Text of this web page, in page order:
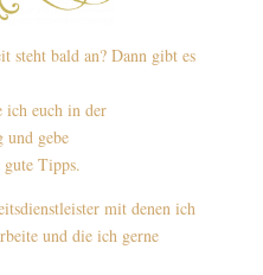
steht bald an? Dann gibt es
ich euch in der
und gebe
Tipps.
mit denen ich
und die ich gerne